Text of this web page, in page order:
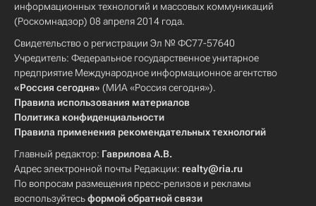
информационных технологий и массовых коммуникаций
(Роскомнадзор) 08 апреля 2014 года.
Свидетельство о регистрации Эл № ФС77-57640
Учредитель: Федеральное государственное унитарное
предприятие Международное информационное агентство
«Россия сегодня» (МИА «Россия сегодня»).
Правила использования материалов
Политика конфиденциальности
Правила применения рекомендательных технологий
Главный редактор: Гаврилова А.В.
Адрес электронной почты Редакции: realty@ria.ru
По вопросам размещения пресс-релизов и рекламы
воспользуйтесьформой обратной связи